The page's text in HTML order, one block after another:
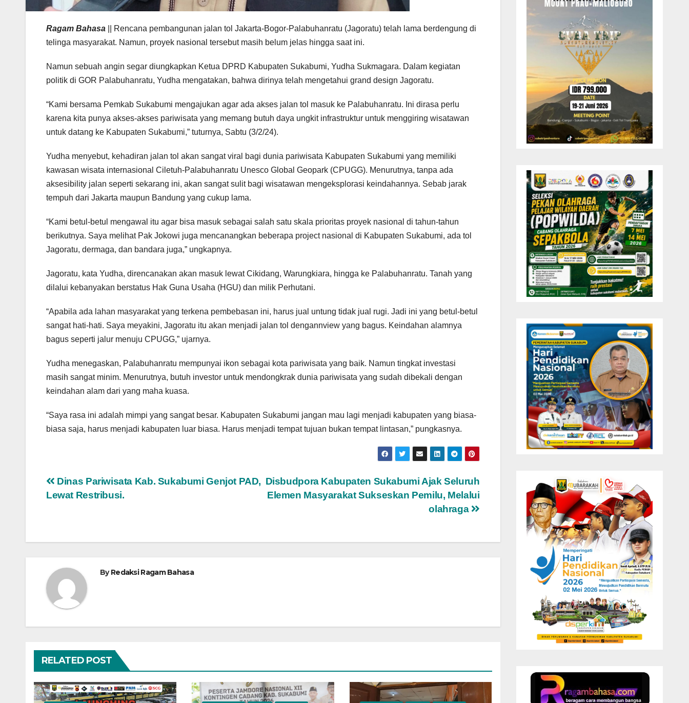
Ragam Bahasa
|| Rencana pembangunan jalan tol Jakarta-Bogor-Palabuhanratu (Jagoratu) telah lama berdengung di
telinga masyarakat. Namun, proyek nasional tersebut masih belum jelas hingga saat ini.
Namun sebuah angin segar diungkapkan Ketua DPRD Kabupaten Sukabumi, Yudha Sukmagara. Dalam kegiatan
politik di GOR Palabuhanratu, Yudha mengatakan, bahwa dirinya telah mengetahui grand design Jagoratu.
“Kami bersama Pemkab Sukabumi mengajukan agar ada akses jalan tol masuk ke Palabuhanratu. Ini dirasa perlu
karena kita punya akses-akses pariwisata yang memang butuh daya ungkit infrastruktur untuk menggiring wisatawan
untuk datang ke Kabupaten Sukabumi,” tuturnya, Sabtu (3/2/24).
Yudha menyebut, kehadiran jalan tol akan sangat viral bagi dunia pariwisata Kabupaten Sukabumi yang memiliki
kawasan wisata internasional Ciletuh-Palabuhanratu Unesco Global Geopark (CPUGG). Menurutnya, tanpa ada
aksesibility jalan seperti sekarang ini, akan sangat sulit bagi wisatawan mengeksplorasi keindahannya. Sebab jarak
tempuh dari Jakarta maupun Bandung yang cukup lama.
“Kami betul-betul mengawal itu agar bisa masuk sebagai salah satu skala prioritas proyek nasional di tahun-tahun
berikutnya. Saya melihat Pak Jokowi juga mencanangkan beberapa project nasional di Kabupaten Sukabumi, ada tol
Jagoratu, dermaga, dan bandara juga,” ungkapnya.
Jagoratu, kata Yudha, direncanakan akan masuk lewat Cikidang, Warungkiara, hingga ke Palabuhanratu. Tanah yang
dilalui kebanyakan berstatus Hak Guna Usaha (HGU) dan milik Perhutani.
“Apabila ada lahan masyarakat yang terkena pembebasan ini, harus jual untung tidak jual rugi. Jadi ini yang betul-betul
sangat hati-hati. Saya meyakini, Jagoratu itu akan menjadi jalan tol dengannview yang bagus. Keindahan alamnya
bagus seperti jalur menuju CPUGG,” ujarnya.
Yudha menegaskan, Palabuhanratu mempunyai ikon sebagai kota pariwisata yang baik. Namun tingkat investasi
masih sangat minim. Menurutnya, butuh investor untuk mendongkrak dunia pariwisata yang sudah dibekali dengan
keindahan alam dari yang maha kuasa.
“Saya rasa ini adalah mimpi yang sangat besar. Kabupaten Sukabumi jangan mau lagi menjadi kabupaten yang biasa-
biasa saja, harus menjadi kabupaten luar biasa. Harus menjadi tempat tujuan bukan tempat lintasan,” pungkasnya.
Navigasi
Disbudpora Kabupaten Sukabumi Ajak Seluruh
Elemen Masyarakat Sukseskan Pemilu, Melalui
olahraga
Dinas Pariwisata Kab. Sukabumi Genjot PAD,
Lewat Restribusi.
ByRedaksi Ragam Bahasa
RELATED POST